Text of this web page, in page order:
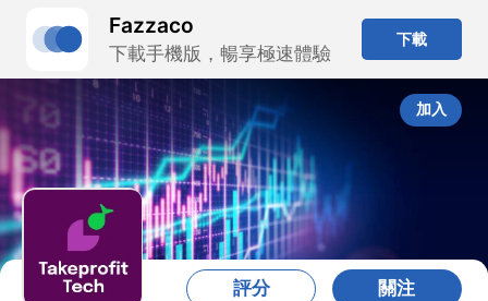
Fazzaco
下載手機版，暢享極速體驗
下載
加入
評分 關注